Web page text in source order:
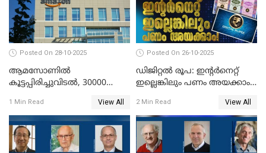
Posted On 28-10-2025
ആമസോണില്‍
കൂട്ടപ്പിരിച്ചുവിടല്‍, 30000
1 Min Read View All
Posted On 26-10-2025
ഡിജിറ്റൽ രൂപ: ഇന്റർനെറ്റ്
ഇല്ലെങ്കിലും പണം അയക്കാം!
IN MALAYALAM
2 Min Read View All